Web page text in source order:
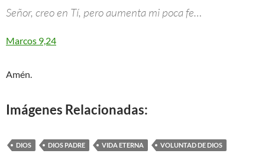
Señor, creo en Tí, pero aumenta mi poca fe…
Marcos 9,24
Amén.
Imágenes Relacionadas:
DIOS DIOS PADRE VIDA ETERNA VOLUNTAD DE DIOS